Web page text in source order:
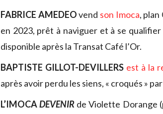
FABRICE AMEDEOvend son Imoca,
en 2023, prêt à naviguer et à se
disponible après la Transat Café l’Or.
BAPTISTE GILLOT-DEVILLERS est à la
après avoir perdu les siens, « croqués »
L’IMOCADEVENIR de Violette Dorange